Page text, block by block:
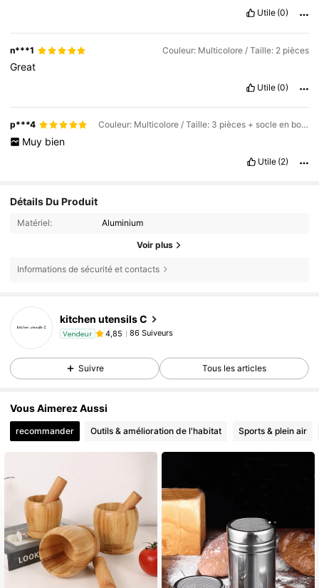
Utile (0)
n***1 Couleur: Multicolore / Taille: 2 pièces
Great
Utile (0)
p***4 Couleur: Multicolore / Taille: 3 pièces + socle en bois d'acacia en forme de huit
Muy bien
Utile (2)
Détails Du Produit
Matériel: Aluminium
Voir plus
Informations de sécurité et contacts
kitchen utensils C
Vendeur 4,85 86 Suiveurs
Suivre Tous les articles
Vous Aimerez Aussi
recommander Outils & amélioration de l'habitat Sports & plein air